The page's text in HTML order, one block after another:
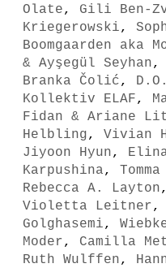
Olate, Gili Ben-
Kriegerowski,
Boomgaarden aka
& Ayşegül Seyhan,
Branka Čolić,
Kollektiv ELAF,
Fidan & Ariane
Helbling, Vivian
Jiyoon Hyun,
Karpushina,
Rebecca A. Layton
Violetta Leitner,
Golghasemi,
Moder, Camilla
Ruth Wulffen,